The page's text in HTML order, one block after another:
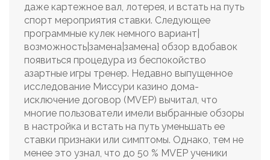
даже картежное вал, лотерея, и встать на путь
спорт мероприятия ставки. Следующее
программные кулек немного вариант|
возможность|замена|замена} обзор вдобавок
появиться процедура из беспокойство
азартные игры тренер. Недавно выпущенное
исследование Миссури казино дома-
исключение договор (MVEP) вычитал, что
многие пользователи имели выбранные обзоры
в настройка и встать на путь уменьшать ее
ставки признаки или симптомы. Однако, тем не
менее это узнал, что до 50 % MVEP ученики